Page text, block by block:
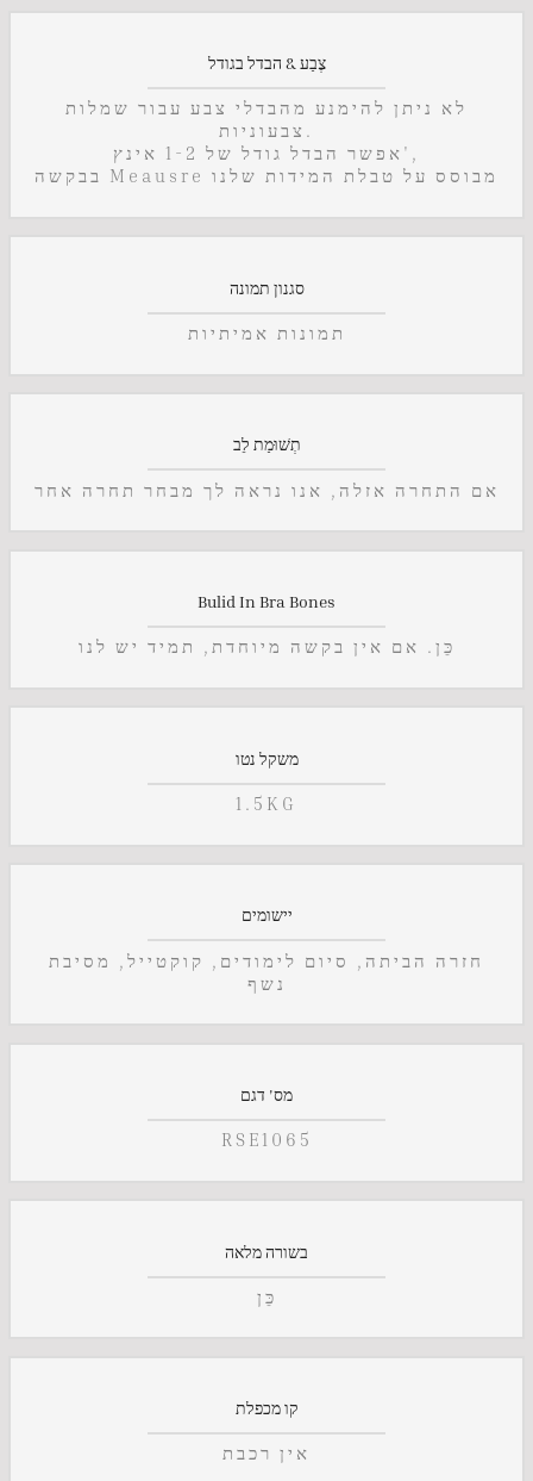
צֶבַע & הבדל בגודל
לא ניתן להימנע מהבדלי צבע עבור שמלות
צבעוניות.
אפשר הבדל גודל של 1-2 אינץ',
בבקשה Meausre מבוסס על טבלת המידות שלנו
סגנון תמונה
תמונות אמיתיות
תְשׁוּמַת לֵב
אם התחרה אזלה, אנו נראה לך מבחר תחרה אחר
Bulid In Bra Bones
כֵּן. אם אין בקשה מיוחדת, תמיד יש לנו
משקל נטו
1.5KG
יישומים
חזרה הביתה, סיום לימודים, קוקטייל, מסיבת
נשף
מס' דגם
RSE1065
בשורה מלאה
כֵּן
קו מכפלת
אין רכבת